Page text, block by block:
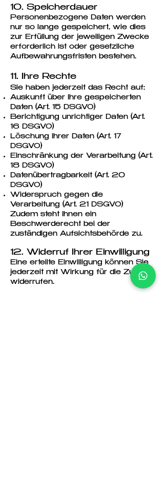
10. Speicherdauer
Personenbezogene Daten werden
nur so lange gespeichert, wie dies
zur Erfüllung der jeweiligen Zwecke
erforderlich ist oder gesetzliche
Aufbewahrungsfristen bestehen.
11. Ihre Rechte
Sie haben jederzeit das Recht auf:
Auskunft über Ihre gespeicherten
Daten (Art. 15 DSGVO)
Berichtigung unrichtiger Daten (Art.
16 DSGVO)
Löschung Ihrer Daten (Art. 17
DSGVO)
Einschränkung der Verarbeitung (Art.
18 DSGVO)
Datenübertragbarkeit (Art. 20
DSGVO)
Widerspruch gegen die
Verarbeitung (Art. 21 DSGVO)
Zudem steht Ihnen ein
Beschwerderecht bei der
zuständigen Aufsichtsbehörde zu.
12. Widerruf Ihrer Einwilligung
Eine erteilte Einwilligung können Sie
jederzeit mit Wirkung für die Zukunft
widerrufen.